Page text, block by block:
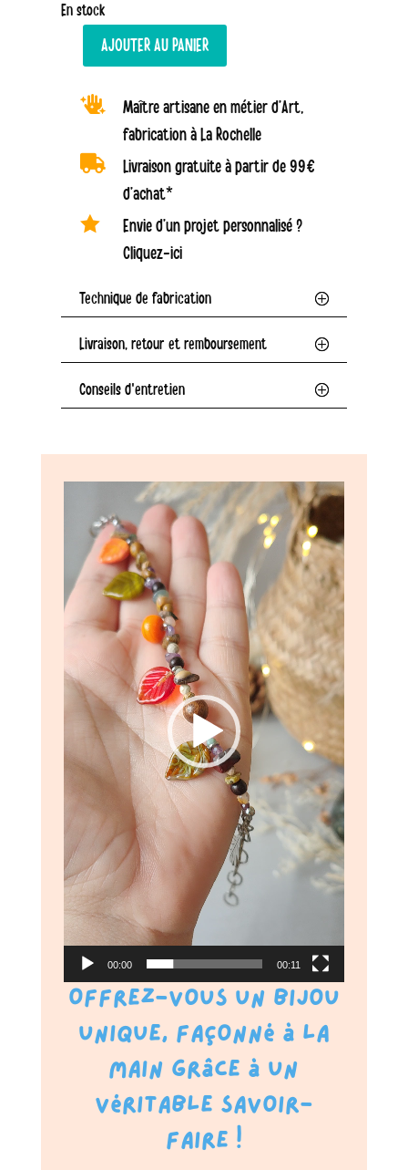
En stock
Bracelet
AJOUTER AU PANIER

Maître artisane en métier d’Art,
fabrication à La Rochelle

Livraison gratuite à partir de 99€
d’achat*

Envie d’un projet personnalisé ?
Cliquez-ici
Technique de fabrication
Livraison, retour et remboursement
Conseils d'entretien
Lecteur
vidéo
00:00 00:11
Offrez-vous un bijou
unique, façonné à la
main grâce à un
véritable savoir-
faire !